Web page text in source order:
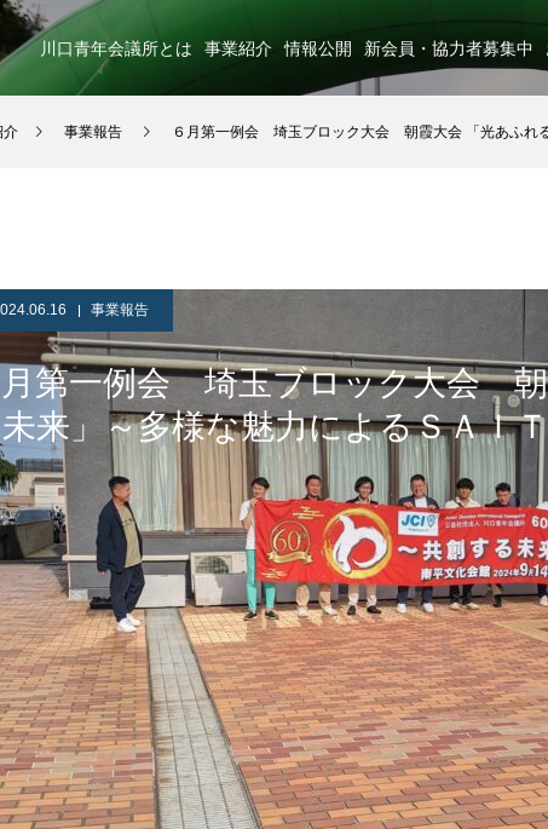
川口青年会議所とは 事業紹介 情報公開 新会員・協力者募集中
介 事業報告 ６月第一例会 埼玉ブロック大会 朝霞大会 「光あふれ
事業報告
第一例会 埼玉ブロック大会 朝
来」～多様な魅力によるＳＡＩ